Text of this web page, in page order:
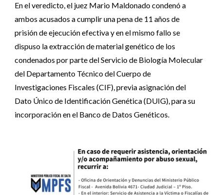
En el veredicto, el juez Mario Maldonado condenó a
ambos acusados a cumplir una pena de 11 años de
prisión de ejecución efectiva y en el mismo fallo se
dispuso la extracción de material genético de los
condenados por parte del Servicio de Biología Molecular
del Departamento Técnico del Cuerpo de
Investigaciones Fiscales (CIF), previa asignación del
Dato Único de Identificación Genética (DUIG), para su
incorporación en el Banco de Datos Genéticos.